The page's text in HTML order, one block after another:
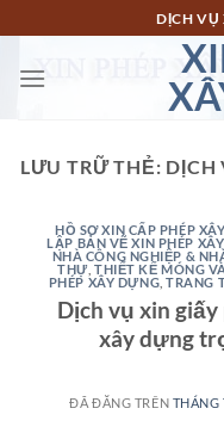
đến
nội
DỊCH VỤ
LƯU TRỮ THẺ: DỊCH
HỒ SƠ XIN CẤP PHÉP
LẬP BẢN VẼ XIN PHÉP
NHÀ CÔNG NGHIỆP &
THỰ THIẾT KẾ MÓNG
PHÉP XÂY DỰNG ,TRANG
Dịch vụ xin
xây dựng
ĐÃ ĐĂNG TRÊN THÁNG